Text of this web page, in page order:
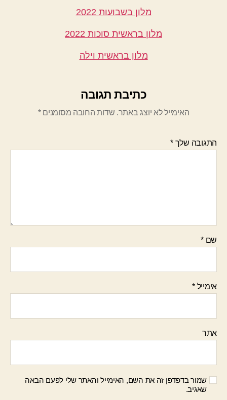
מלון בשבועות 2022
מלון בראשית סוכות 2022
מלון בראשית וילה
כתיבת תגובה
האימייל לא יוצג באתר. שדות החובה מסומנים*
התגובה שלך*
שם*
אימייל*
אתר
שמור בדפדפן זה את השם, האימייל והאתר שלי לפעם הבאה
שאגיב.